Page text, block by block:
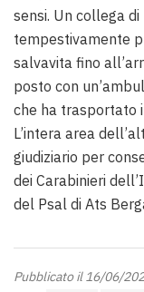
sensi. Un collega
tempestivamente
salvavita fino
posto con
che ha trasportato
L’intera area
giudiziario per
dei Carabinieri
del Psal di Ats
Pubblicato il 16/06/